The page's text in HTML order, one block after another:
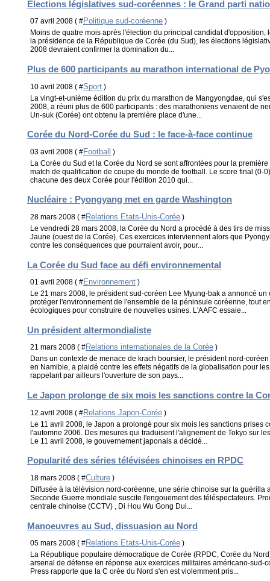
Elections législatives sud-coréennes : le Grand parti
07 avril 2008 ( #Politique sud-coréenne )
Moins de quatre mois après l'élection du principal candidat d'opposition,
la présidence de la République de Corée (du Sud), les élections
2008 devraient confirmer la domination du...
Plus de 600 participants au marathon international de
10 avril 2008 ( #Sport )
La vingt-et-unième édition du prix du marathon de Mangyongdae, qui
2008, a réuni plus de 600 participants : des marathoniens venaient de
Un-suk (Corée) ont obtenu la première place d'une...
Corée du Nord-Corée du Sud : le face-à-face continue
03 avril 2008 ( #Football
)
La Corée du Sud et la Corée du Nord se sont affrontées pour la
match de qualification de coupe du monde de football. Le score final (0-
chacune des deux Corée pour l'édition 2010 qui...
Nucléaire : Pyongyang met en garde Washington
28 mars 2008 ( #Relations Etats-Unis-Corée )
Le vendredi 28 mars 2008, la Corée du Nord a procédé à des tirs de
Jaune (ouest de la Corée). Ces exercices interviennent alors que
contre les conséquences que pourraient avoir, pour...
La Corée du Sud face au défi environnemental
01 avril 2008 ( #Environnement )
Le 21 mars 2008, le président sud-coréen Lee Myung-bak a annoncé
protéger l'environnement de l'ensemble de la péninsule coréenne, tout
écologiques pour construire de nouvelles usines. L'AAFC essaie...
Un président altermondialiste
21 mars 2008 ( #Relations internationales de la Corée )
Dans un contexte de menace de krach boursier, le président nord-
en Namibie, a plaidé contre les effets négatifs de la globalisation pour
rappelant par ailleurs l'ouverture de son pays...
Le Japon prolonge de six mois les sanctions contre la
12 avril 2008 ( #Relations Japon-Corée )
Le 11 avril 2008, le Japon a prolongé pour six mois les sanctions prises
l'automne 2006. Des mesures qui traduisent l'alignement de Tokyo sur
Le 11 avril 2008, le gouvernement japonais a décidé...
Popularité des séries télévisées chinoises en RPDC
18 mars 2008 ( #Culture )
Diffusée à la télévision nord-coréenne, une série chinoise sur la guérilla
Seconde Guerre mondiale suscite l'engouement des téléspectateurs.
centrale chinoise (CCTV) , Di Hou Wu Gong Dui...
Manoeuvres au Sud, dissuasion au Nord
05 mars 2008 ( #Relations Etats-Unis-Corée )
La République populaire démocratique de Corée (RPDC, Corée du
arsenal de défense en réponse aux exercices militaires américano-sud-
Press rapporte que la C orée du Nord s'en est violemment pris...